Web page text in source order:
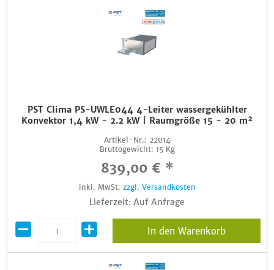
PST Clima PS-UWLE044 4-Leiter wassergekühlter
Konvektor 1,4 kW - 2.2 kW | Raumgröße 15 - 20 m²
Artikel-Nr.: 22014
Bruttogewicht: 15 Kg
839,00 € *
inkl. MwSt. zzgl. Versandkosten
Lieferzeit: Auf Anfrage
In den Warenkorb